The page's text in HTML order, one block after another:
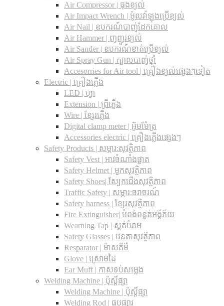
Air Compressor | ធុងខ្យល់
Air Impact Wrench | ម៉ូលវ៉ាឡុងប្រើខ្យល់
Air Nail | ឧបករណ៍បាញ់ដែកគោល
Air Hammer | ញញួរខ្យល់
Air Sander | ឧបករណ៍ខាត់ប្រើខ្យល់
Air Spray Gun | ក្បាលបាញ់ថ្នាំ
Accesorries for Air tool | គ្រឿងខ្យល់ផ្សេងៗទៀត
Electric | គ្រឿងភ្លើង
LED | ហ្វា
Extension | ព្រីភ្លើង
Wire | ខ្សែរភ្លើង
Digital clamp meter | អ៊ូមម៉ែត្រ
Accessories electric | គ្រឿងភ្លើងផ្សេងៗ
Safety Products | សម្ភារ:សុវត្ថិភាព
Safety Vest | អាវចំណាំងផ្លាត
Safety Helmet | មួកសុវត្ថិភាព
Safety Shoes| ស្បែកជើងសុវត្ថិភាព
Traffic Safety​ | សម្ភារ:ចរាចរណ៍
Safety harness | ខ្សែរសុវត្ថិភាព
Fire Extinguisher| បំពង់ពន្លត់អង្គីភ័យ
Wearning Tap | ស្គត់បំរាម
Safety Glasses | វេនតាសុវត្ថិភាព
Resparator | ម៉ាសគីមី
Glove | ស្រោមដៃ
Ear Muff | កាសទប់សម្លេង
Welding Machine | ប៉ុស្តិ៍ផ្សា
Welding Machine | ប៉ុស្តិ៍ផ្សា
Welding Rod | ធូបផ្សារ